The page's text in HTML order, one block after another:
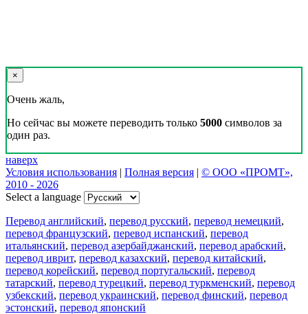
×
Очень жаль,
Но сейчас вы можете переводить только 5000 символов за
один раз.
наверх
Условия использования | Полная версия | © ООО «ПРОМТ»,
2010 - 2026
Select a language
Перевод английский, перевод русский, перевод немецкий,
перевод французский, перевод испанский, перевод
итальянский, перевод азербайджанский, перевод арабский,
перевод иврит, перевод казахский, перевод китайский,
перевод корейский, перевод португальский, перевод
татарский, перевод турецкий, перевод туркменский, перевод
узбекский, перевод украинский, перевод финский, перевод
эстонский, перевод японский